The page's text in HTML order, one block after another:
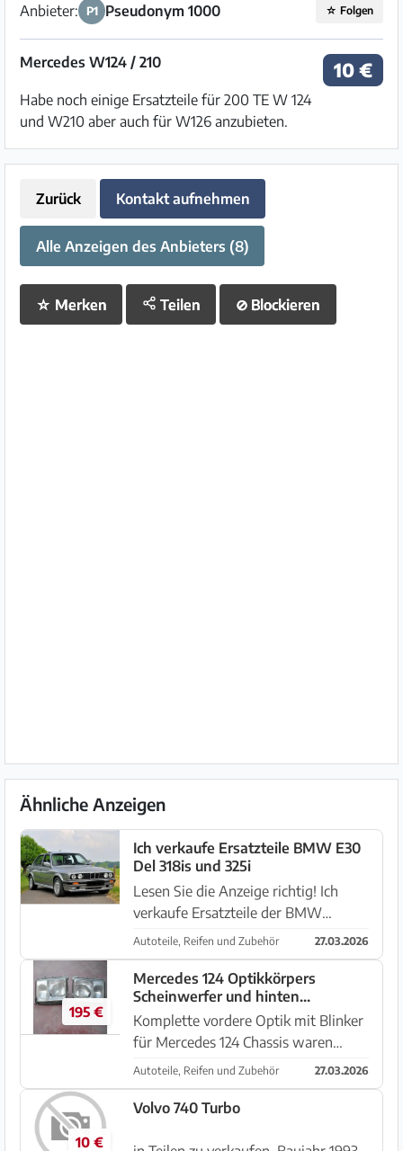
Anbieter: P1 Pseudonym 1000 ☆ Folgen
10 €
Mercedes W124 / 210
Habe noch einige Ersatzteile für 200 TE W 124
und W210 aber auch für W126 anzubieten.
Zurück Kontakt aufnehmen
Alle Anzeigen des Anbieters (8)
☆ Merken Teilen ⊘ Blockieren
Ähnliche Anzeigen
Ich verkaufe Ersatzteile BMW E30
Del 318is und 325i
Lesen Sie die Anzeige richtig! Ich
verkaufe Ersatzteile der BMW
Karosserie E30. Ich verkaufe
Ersatzteile von BMW E30 Ich habe
Ersatzteile der Motormodule 318IS
und 325i und ich habe noch etwas
Karosse...
Autoteile, Reifen und Zubehör 27.03.2026
195 €
Mercedes 124 Optikkörpers
Scheinwerfer und hinten
Schattierungen von Mercedes 300
24V
Komplette vordere Optik mit Blinker
für Mercedes 124 Chassis waren
Mercedes 300 24V in sehr gutem
Zustand. Hinten Glasschirmen der
klassischen Karosserie Mercedes 124
Autoteile, Reifen und Zubehör 27.03.2026
10 €
Volvo 740 Turbo